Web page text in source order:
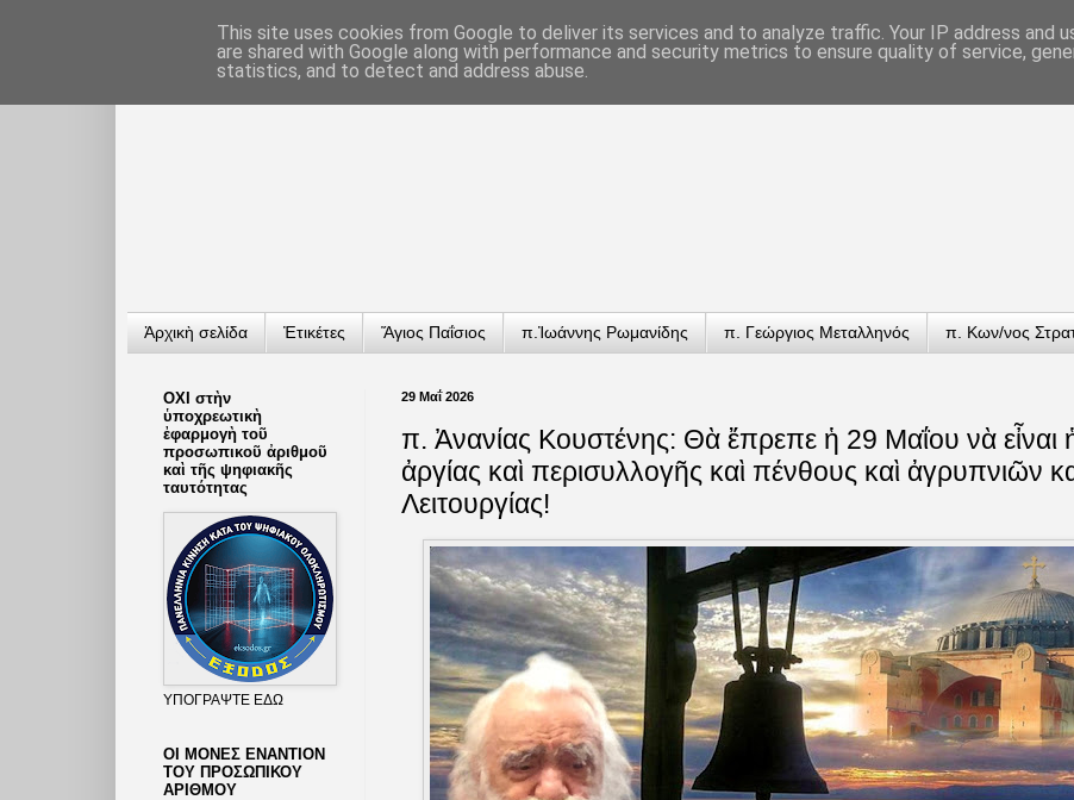
Ἀρχικὴ σελίδα Ἐτικέτες Ἅγιος Παΐσιος π.Ἰωάννης Ρωμανίδης π. Γεώργιος Μεταλληνός π. Κων/νος
29 Μαΐ 2026
π. Ἀνανίας Κουστένης: Θὰ ἔπρεπε ἡ 29 Μαΐου νὰ εἶναι
ἀργίας καὶ περισυλλογῆς καὶ πένθους καὶ ἀγρυπνιῶν
Λειτουργίας!
ΟΧΙ στὴν
ὑποχρεωτικὴ
ἐφαρμογὴ τοῦ
προσωπικοῦ ἀριθμοῦ
καὶ τῆς ψηφιακῆς
ταυτότητας
ΥΠΟΓΡΑΨΤΕ ΕΔΩ
ΟΙ ΜΟΝΕΣ ΕΝΑΝΤΙΟΝ
ΤΟΥ ΠΡΟΣΩΠΙΚΟΥ
ΑΡΙΘΜΟΥ
This site uses cookies from Google to deliver its services and to analyze traffic. Your IP address and
are shared with Google along with performance and security metrics to ensure quality of service,
statistics, and to detect and address abuse.